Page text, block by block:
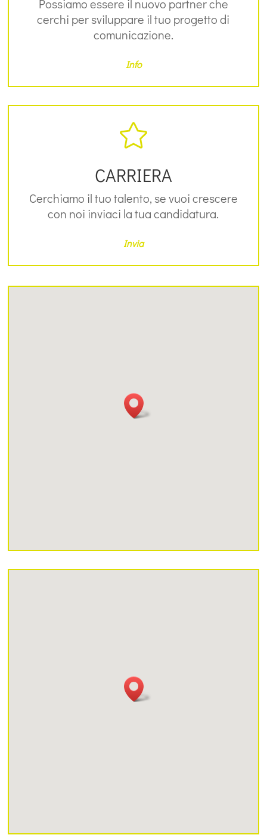
Possiamo essere il nuovo partner che
cerchi per sviluppare il tuo progetto di
comunicazione.
Info

CARRIERA
Cerchiamo il tuo talento, se vuoi crescere
con noi inviaci la tua candidatura.
Invia